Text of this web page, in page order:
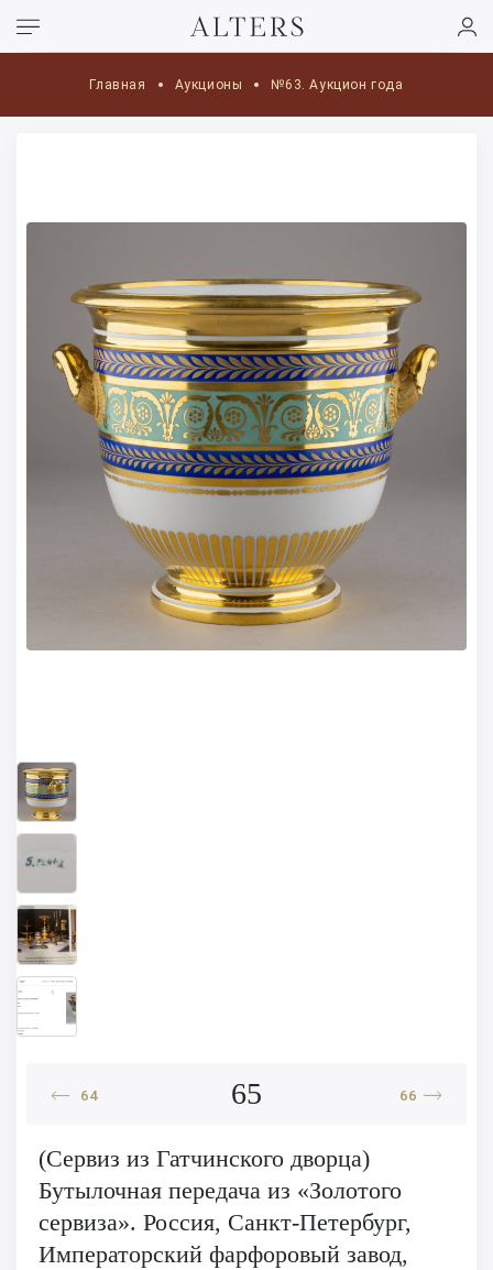
Главная Аукционы №63. Аукцион года
64 65 66
(Сервиз из Гатчинского дворца)
Бутылочная передача из «Золотого
сервиза». Россия, Санкт-Петербург,
Императорский фарфоровый завод,